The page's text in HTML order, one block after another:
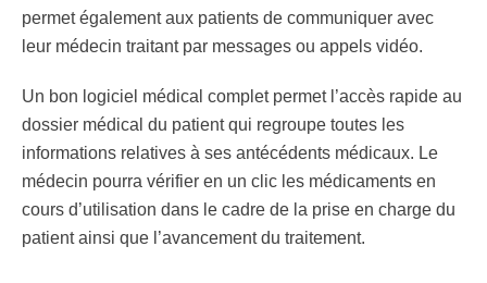
permet également aux patients de communiquer avec
leur médecin traitant par messages ou appels vidéo.
Un bon logiciel médical complet permet l’accès rapide au
dossier médical du patient qui regroupe toutes les
informations relatives à ses antécédents médicaux. Le
médecin pourra vérifier en un clic les médicaments en
cours d’utilisation dans le cadre de la prise en charge du
patient ainsi que l’avancement du traitement.